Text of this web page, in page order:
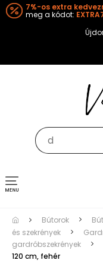
7%-os extra
meg a kódot:
Toggle
navigation
Bútorok
és szekrények
gardróbszekrények
120 cm, fehér